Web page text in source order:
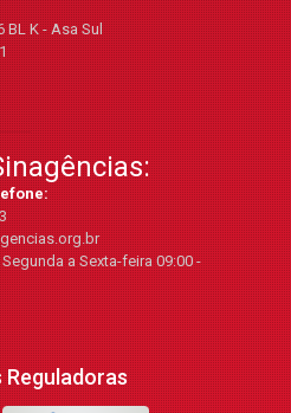
BL K - Asa Sul
Segunda a Sexta-feira 09:00 -